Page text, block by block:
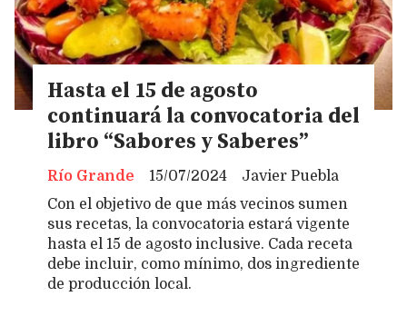
Hasta el 15 de agosto
continuará la convocatoria del
libro “Sabores y Saberes”
Javier Puebla
Río Grande
15/07/2024
Con el objetivo de que más vecinos sumen
sus recetas, la convocatoria estará vigente
hasta el 15 de agosto inclusive. Cada receta
debe incluir, como mínimo, dos ingrediente
de producción local.